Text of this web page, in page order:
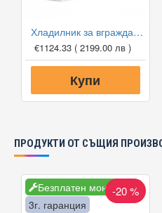
Хладилник за вграждане Liebherr UIKo 1550 Premium
€1124.33 ( 2199.00 лв )
Купи
ПРОДУКТИ ОТ СЪЩИЯ
Безплатен монтаж
3г. гаранция
-20 %